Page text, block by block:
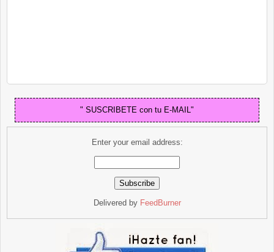
" SUSCRIBETE con tu E-MAIL"
Enter your email address:
Delivered by FeedBurner